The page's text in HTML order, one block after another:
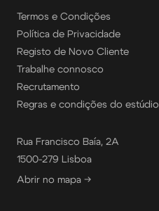
Termos e Condições
Política de Privacidade
Registo de Novo Cliente
Trabalhe connosco
Recrutamento
Regras e condições do estúdio
Rua Francisco Baía, 2A
1500-279 Lisboa
Abrir no mapa →